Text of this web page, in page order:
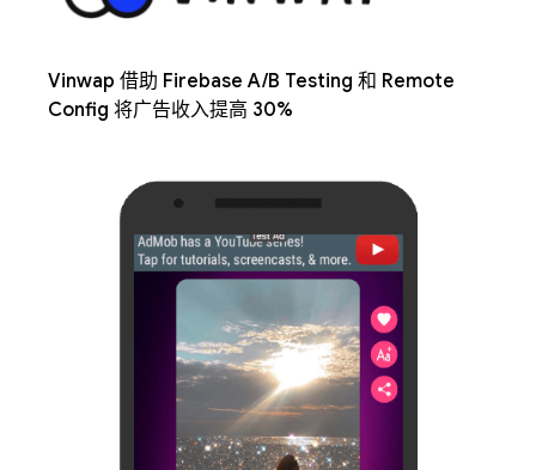
Vinwap 借助 Firebase A/B Testing 和 Remote
Config 将广告收入提高 30%